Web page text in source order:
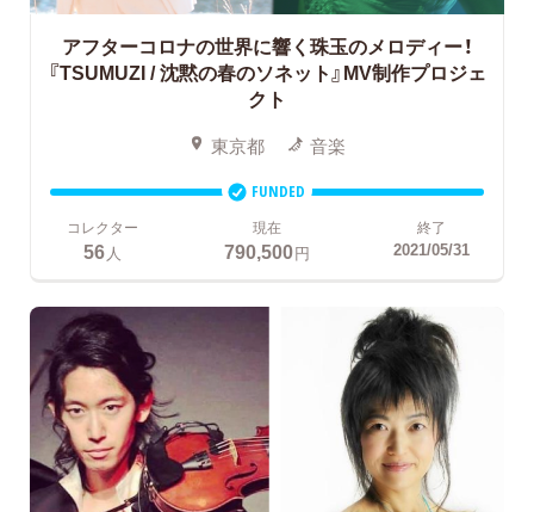
アフターコロナの世界に響く珠玉のメロディー！
『TSUMUZI / 沈黙の春のソネット』MV制作プロジェ
クト
東京都 音楽
FUNDED
コレクター
56 人
現在
790,500円
終了
2021/05/31